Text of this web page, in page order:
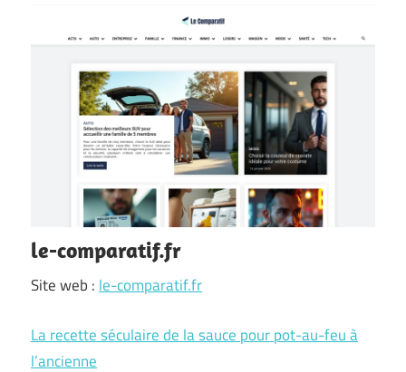
le-comparatif.fr
Site web : le-comparatif.fr
La recette séculaire de la sauce pour pot-au-feu à
l’ancienne